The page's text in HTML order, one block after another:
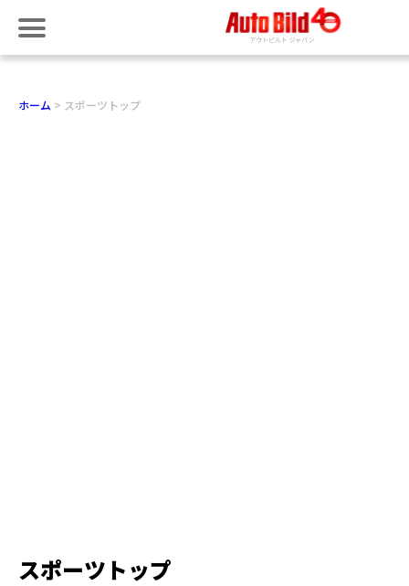
ホーム スポーツトップ
スポーツトップ